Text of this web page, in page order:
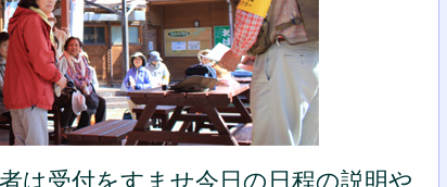
は受付をすませ今日の日程の説明や